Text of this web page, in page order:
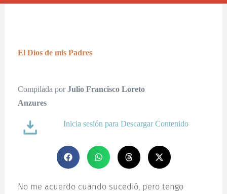
El Dios de mis Padres
Compilada porJulio Francisco Loreto
Anzures
Inicia sesión para Descargar Contenido
No me acuerdo cuando sucedió, pero tengo